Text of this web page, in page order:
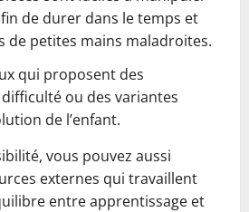
de durer dans le temps et
de petites mains maladroites.
qui proposent des
ou des variantes
de l’enfant.
vous pouvez aussi
externes qui travaillent
entre apprentissage et